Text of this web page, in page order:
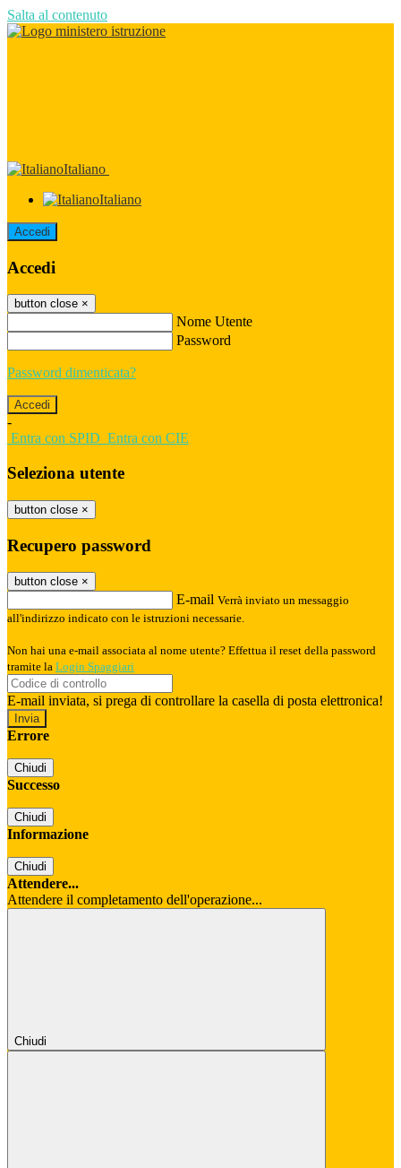
Salta al contenuto
Italiano
Italiano
Accedi
Accedi
button close ×
Nome Utente
Password
Password dimenticata?
-
Entra con SPID Entra con CIE
Seleziona utente
button close ×
Recupero password
button close ×
E-mail Verrà inviato un messaggio
all'indirizzo indicato con le istruzioni necessarie.
Non hai una e-mail associata al nome utente? Effettua il reset della password
tramite la Login Spaggiari
E-mail inviata, si prega di controllare la casella di posta elettronica!
Errore
Chiudi
Successo
Chiudi
Informazione
Chiudi
Attendere...
Attendere il completamento dell'operazione...
Chiudi